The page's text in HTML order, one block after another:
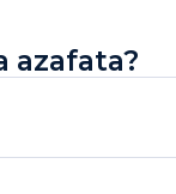
azafata?